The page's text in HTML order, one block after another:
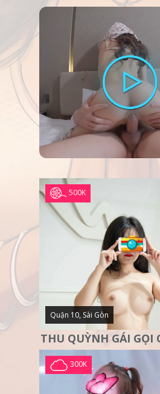
500K
Quận 10, Sài Gòn
300K